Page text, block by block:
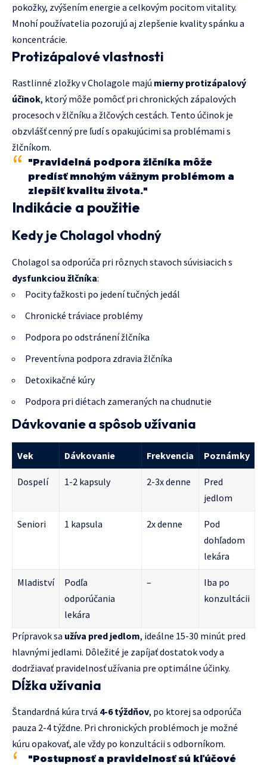
pokožky, zvýšením energie a celkovým pocitom vitality.
Mnohí používatelia pozorujú aj zlepšenie kvality spánku a
koncentrácie.
Protizápalové vlastnosti
Rastlinné zložky v Cholagole majú mierny protizápalový
účinok, ktorý môže pomôcť pri chronických zápalových
procesoch v žlčníku a žlčových cestách. Tento účinok je
obzvlášť cenný pre ľudí s opakujúcimi sa problémami s
žlčníkom.
"Pravidelná podpora žlčníka môže
predísť mnohým vážnym problémom a
zlepšiť kvalitu života."
Indikácie a použitie
Kedy je Cholagol vhodný
Cholagol sa odporúča pri rôznych stavoch súvisiacich s
dysfunkciou žlčníka:
Pocity ťažkosti po jedení tučných jedál
Chronické tráviace problémy
Podpora po odstránení žlčníka
Preventívna podpora zdravia žlčníka
Detoxikačné kúry
Podpora pri diétach zameraných na chudnutie
Dávkovanie a spôsob užívania
Vek Dávkovanie Frekvencia Poznámky
Dospelí 1-2 kapsuly 2-3x denne
Pred
jedlom
Seniori 1 kapsula 2x denne
Pod
dohľadom
lekára
Mladiství
Podľa
odporúčania
lekára
–
Iba po
konzultácii
Prípravok sa užíva pred jedlom, ideálne 15-30 minút pred
hlavnými jedlami. Dôležité je zapíjať dostatok vody a
dodržiavať pravidelnosť užívania pre optimálne účinky.
Dĺžka užívania
Štandardná kúra trvá 4-6 týždňov, po ktorej sa odporúča
pauza 2-4 týždne. Pri chronických problémoch je možné
kúru opakovať, ale vždy po konzultácii s odborníkom.
"Postupnosť a pravidelnosť sú kľúčové